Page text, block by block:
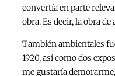
convertía en parte
obra. Es decir, la obra
También ambientales
1920, así como dos
me gustaría